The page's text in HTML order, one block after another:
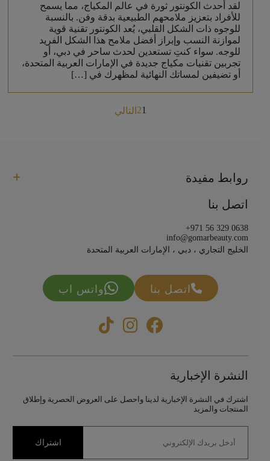
لقد أحدث الكونتور ثورة في عالم المكياج، مما يسمح
للأفراد بتعزيز ملامحهم الطبيعية بدقة وفن. بالنسبة
للوجوه ذات الشكل القلبي، يُعد الكونتور تقنية قوية
لموازنة النسب وإبراز أفضل ملامح هذا الشكل الفريد
للوجه. سواء كنتِ تستعدين لحدث ساحر في دبي، أو
تجربين تقنيات مكياج جديدة في الإمارات العربية المتحدة،
أو تضيفين لمساتك النهائية لمظهرك في […]
Posts
1
2 التالي
روابط مفيدة
اتصل بنا
+971 56 329 0638
info@gomarbeauty.com
الخليج التجاري ، دبي ، الإمارات العربية المتحدة
اتصل بنا واتس اب
النشرة الإخبارية
اشترك في النشرة الإخبارية لدينا واحصل على العروض الحصرية وإطلاق
المنتجات والمزيد
اشتراك